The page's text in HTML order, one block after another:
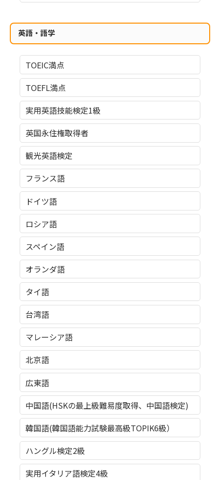
英語・語学
TOEIC満点
TOEFL満点
実用英語技能検定1級
英国永住権取得者
観光英語検定
フランス語
ドイツ語
ロシア語
スペイン語
オランダ語
タイ語
台湾語
マレーシア語
北京語
広東語
中国語(HSKの最上級難易度取得、中国語検定)
韓国語(韓国語能力試験最高級TOPIK6級）
ハングル検定2級
実用イタリア語検定4級